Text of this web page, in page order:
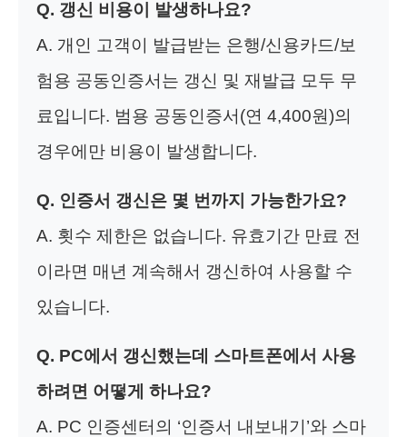
Q. 갱신 비용이 발생하나요?
A. 개인 고객이 발급받는 은행/신용카드/보
험용 공동인증서는 갱신 및 재발급 모두 무
료입니다. 범용 공동인증서(연 4,400원)의
경우에만 비용이 발생합니다.
Q. 인증서 갱신은 몇 번까지 가능한가요?
A. 횟수 제한은 없습니다. 유효기간 만료 전
이라면 매년 계속해서 갱신하여 사용할 수
있습니다.
Q. PC에서 갱신했는데 스마트폰에서 사용
하려면 어떻게 하나요?
A. PC 인증센터의 ‘인증서 내보내기’와 스마